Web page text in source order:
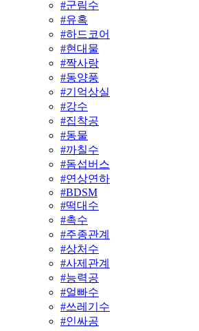
#군림수
#유혹
#하드코어
#현대물
#짝사랑
#동양풍
#기억상실
#강수
#집착공
#동물
#까칠수
#돔섭버스
#연상연하
#BDSM
#떡대수
#촉수
#주종관계
#상처수
#사제관계
#능력공
#얼빠수
#쓰레기수
#인싸공